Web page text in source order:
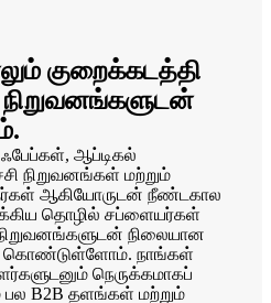
குறைக்கடத்தி
நிறுவனங்களுடன்
ஆப்டிகல்
நிறுவனங்கள் மற்றும்
ஆகியோருடன் நீண்டகால
தொழில் சப்ளையர்கள்
நிலையான
கொண்டுள்ளோம். நாங்கள்
நெருக்கமாகப்
பல B2B தளங்கள் மற்றும்